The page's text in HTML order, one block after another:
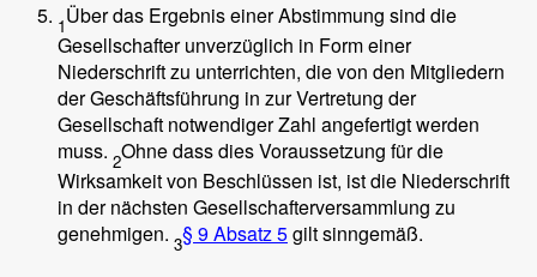
1Über das Ergebnis einer Abstimmung sind die
Gesellschafter unverzüglich in Form einer
Niederschrift zu unterrichten, die von den Mitgliedern
der Geschäftsführung in zur Vertretung der
Gesellschaft notwendiger Zahl angefertigt werden
muss. 2Ohne dass dies Voraussetzung für die
Wirksamkeit von Beschlüssen ist, ist die Niederschrift
in der nächsten Gesellschafterversammlung zu
genehmigen. 3§ 9 Absatz 5gilt sinngemäß.